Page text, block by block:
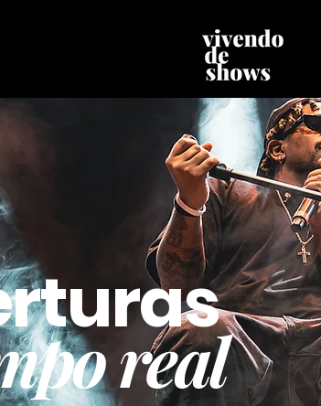
real